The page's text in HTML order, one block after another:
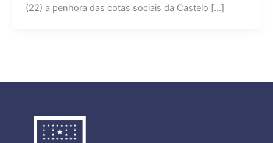
(22) a penhora das cotas sociais da Castelo […]